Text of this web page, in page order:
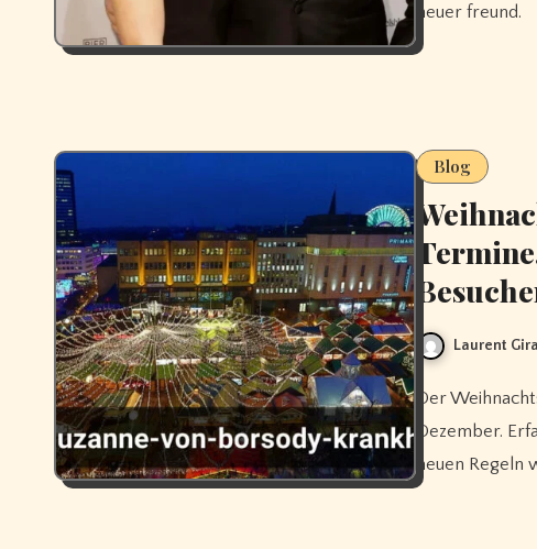
neuer freund.
Blog
Laurent
Der Weihnachtsmarkt Essen 2025 öffnet vom 18. November bis 23.
Dezember.
neuen Regeln